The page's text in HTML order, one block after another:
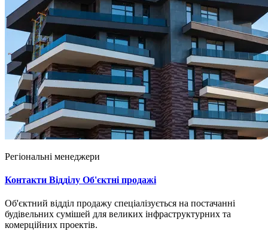
Регіональні менеджери
Контакти Відділу Об'єктні продажі
Об'єктний відділ продажу спеціалізується на постачанні
будівельних сумішей для великих інфраструктурних та
комерційних проектів.